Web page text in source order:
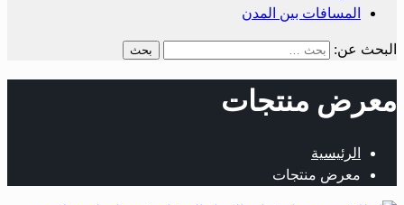
المسافات بين المدن
البحث عن:
معرض منتجات
الرئيسية
معرض منتجات